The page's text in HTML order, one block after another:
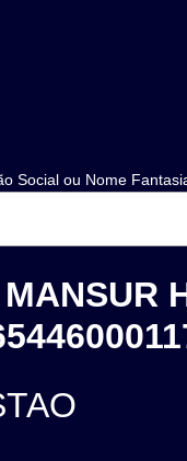
Social ou Nome